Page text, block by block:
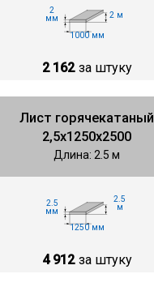
2
мм
2 м
1000 мм
2 162 за штуку
Лист горячекатаный
2,5х1250х2500
Длина: 2.5 м
2.5
мм
2.5
м
1250 мм
4 912 за штуку